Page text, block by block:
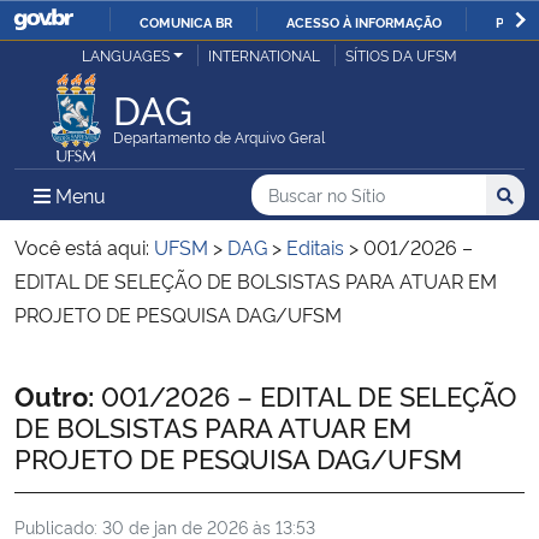
IR
COMUNICA BR ACESSO À INFORMAÇÃO
Ministério da Justiça e Segurança Pública
Ministério da Defesa
Ministério das Relações Exteriores
Ministério da Economia
Ministério da Agricultura, Pecuária e Abastecimento
Ministério da Educação
LANGUAGES INTERNATIONAL SÍTIOS DA UFSM
DAG
Departamento de Arquivo Geral
Menu Menu Principal do Sítio
Busca
Buscar no no Sítio
Busca:
Você está aqui: UFSM > DAG > Editais >001/2026 –
EDITAL DE SELEÇÃO DE BOLSISTAS PARA ATUAR EM
PROJETO DE PESQUISA DAG/UFSM
Início do conteúdo
Outro: 001/2026 – EDITAL DE SELEÇÃO
DE BOLSISTAS PARA ATUAR EM
PROJETO DE PESQUISA DAG/UFSM
Publicado: 30 de jan de 2026 às 13:53